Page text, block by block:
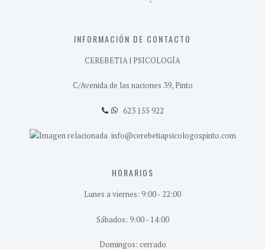
INFORMACIÓN DE CONTACTO
CEREBETIA | PSICOLOGÍA
C/Avenida de las naciones 39, Pinto
623 155 922
info@cerebetiapsicologospinto.com
HORARIOS
Lunes a viernes: 9:00 - 22:00
Sábados: 9:00 - 14:00
Domingos: cerrado